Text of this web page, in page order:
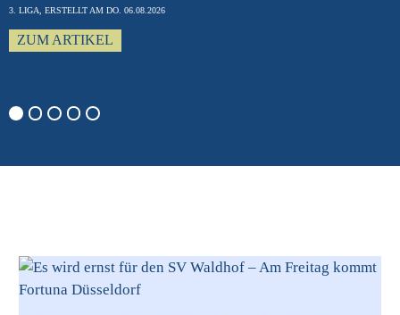
3. LIGA, ERSTELLT AM DO. 06.08.2026
ZUM ARTIKEL